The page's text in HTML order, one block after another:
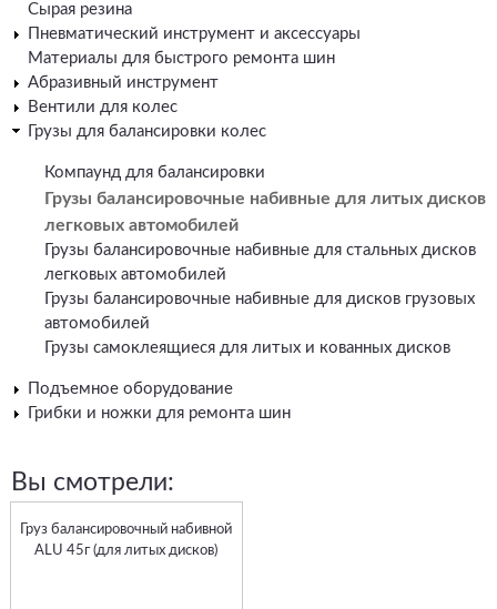
Сырая резина
Пневматический инструмент и аксессуары
Материалы для быстрого ремонта шин
Абразивный инструмент
Вентили для колес
Грузы для балансировки колес
Компаунд для балансировки
Грузы балансировочные набивные для литых дисков
легковых автомобилей
Грузы балансировочные набивные для стальных дисков
легковых автомобилей
Грузы балансировочные набивные для дисков грузовых
автомобилей
Грузы самоклеящиеся для литых и кованных дисков
Подъемное оборудование
Грибки и ножки для ремонта шин
Вы смотрели:
Груз балансировочный набивной
ALU 45г (для литых дисков)